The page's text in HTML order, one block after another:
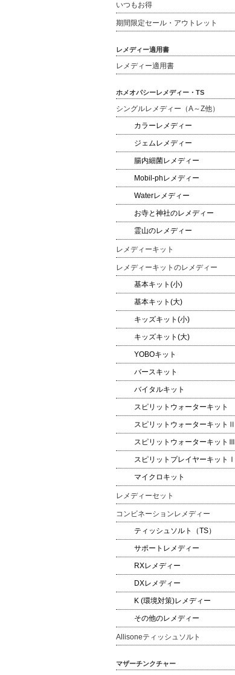
いつもお得
期間限定セール・アウトレット
レメディー適用書
レメディー適用書
ホメオパシーレメディー・TS
シングルレメディー（A～Z他）
カラーレメディー
ジェムレメディー
腸内細菌レメディー
Mobil-phレメディー
Waterレメディー
お寺と神社のレメディー
霊山のレメディー
レメディーキット
レメディーキットのレメディー
基本キット(小)
基本キット(大)
キッズキット(小)
キッズキット(大)
YOBOキット
バースキット
バイタルキット
スピリットウォーターキット
スピリットウォーターキットⅡ
スピリットウォーターキットⅢ
スピリットプレイヤーキットⅠ
マイクロキット
レメディーセット
コンビネーションレメディー
ティッシュソルト（TS）
サポートレメディー
RXレメディー
DXレメディー
K (環境対策)レメディー
その他のレメディー
Allisoneティッシュソルト
マザーチンクチャー